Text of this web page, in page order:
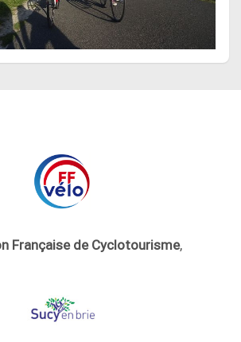
Française de Cyclotourisme,